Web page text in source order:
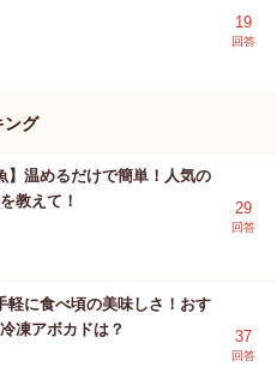
19
回答
ング
】温めるだけで簡単！人気の
教えて！
29
回答
軽に食べ頃の美味しさ！おす
凍アボカドは？
37
回答